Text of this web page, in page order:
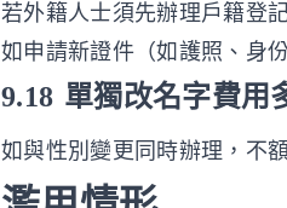
若外籍人士須先辦理戶籍登
如申請新證件（如護照、身
9.18 單獨改名字費用
如與性別變更同時辦理，不